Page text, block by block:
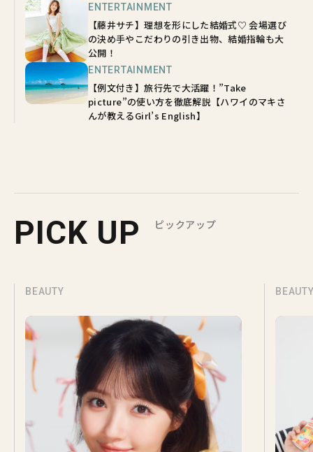
ENTERTAINMENT
【藤井サチ】理想を形にした結婚式♡ 会場選び
の決め手やこだわりの引き出物、結婚指輪も大
公開！
ENTERTAINMENT
【例文付き】旅行先で大活躍！”Take
picture”の使い方を徹底解説【ハワイのマキさ
んが教えるGirl’s English】
PICK UP ピックアップ
BEAUTY